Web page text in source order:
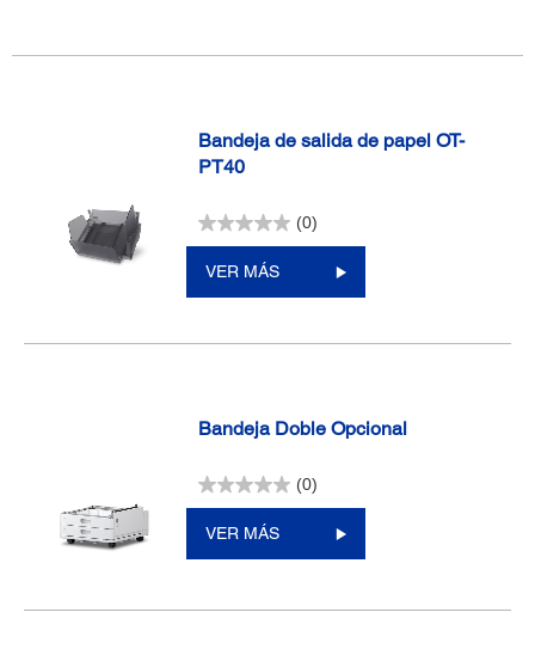
Bandeja de salida de papel OT-
PT40
(0)
VER MÁS
Bandeja Doble Opcional
(0)
VER MÁS